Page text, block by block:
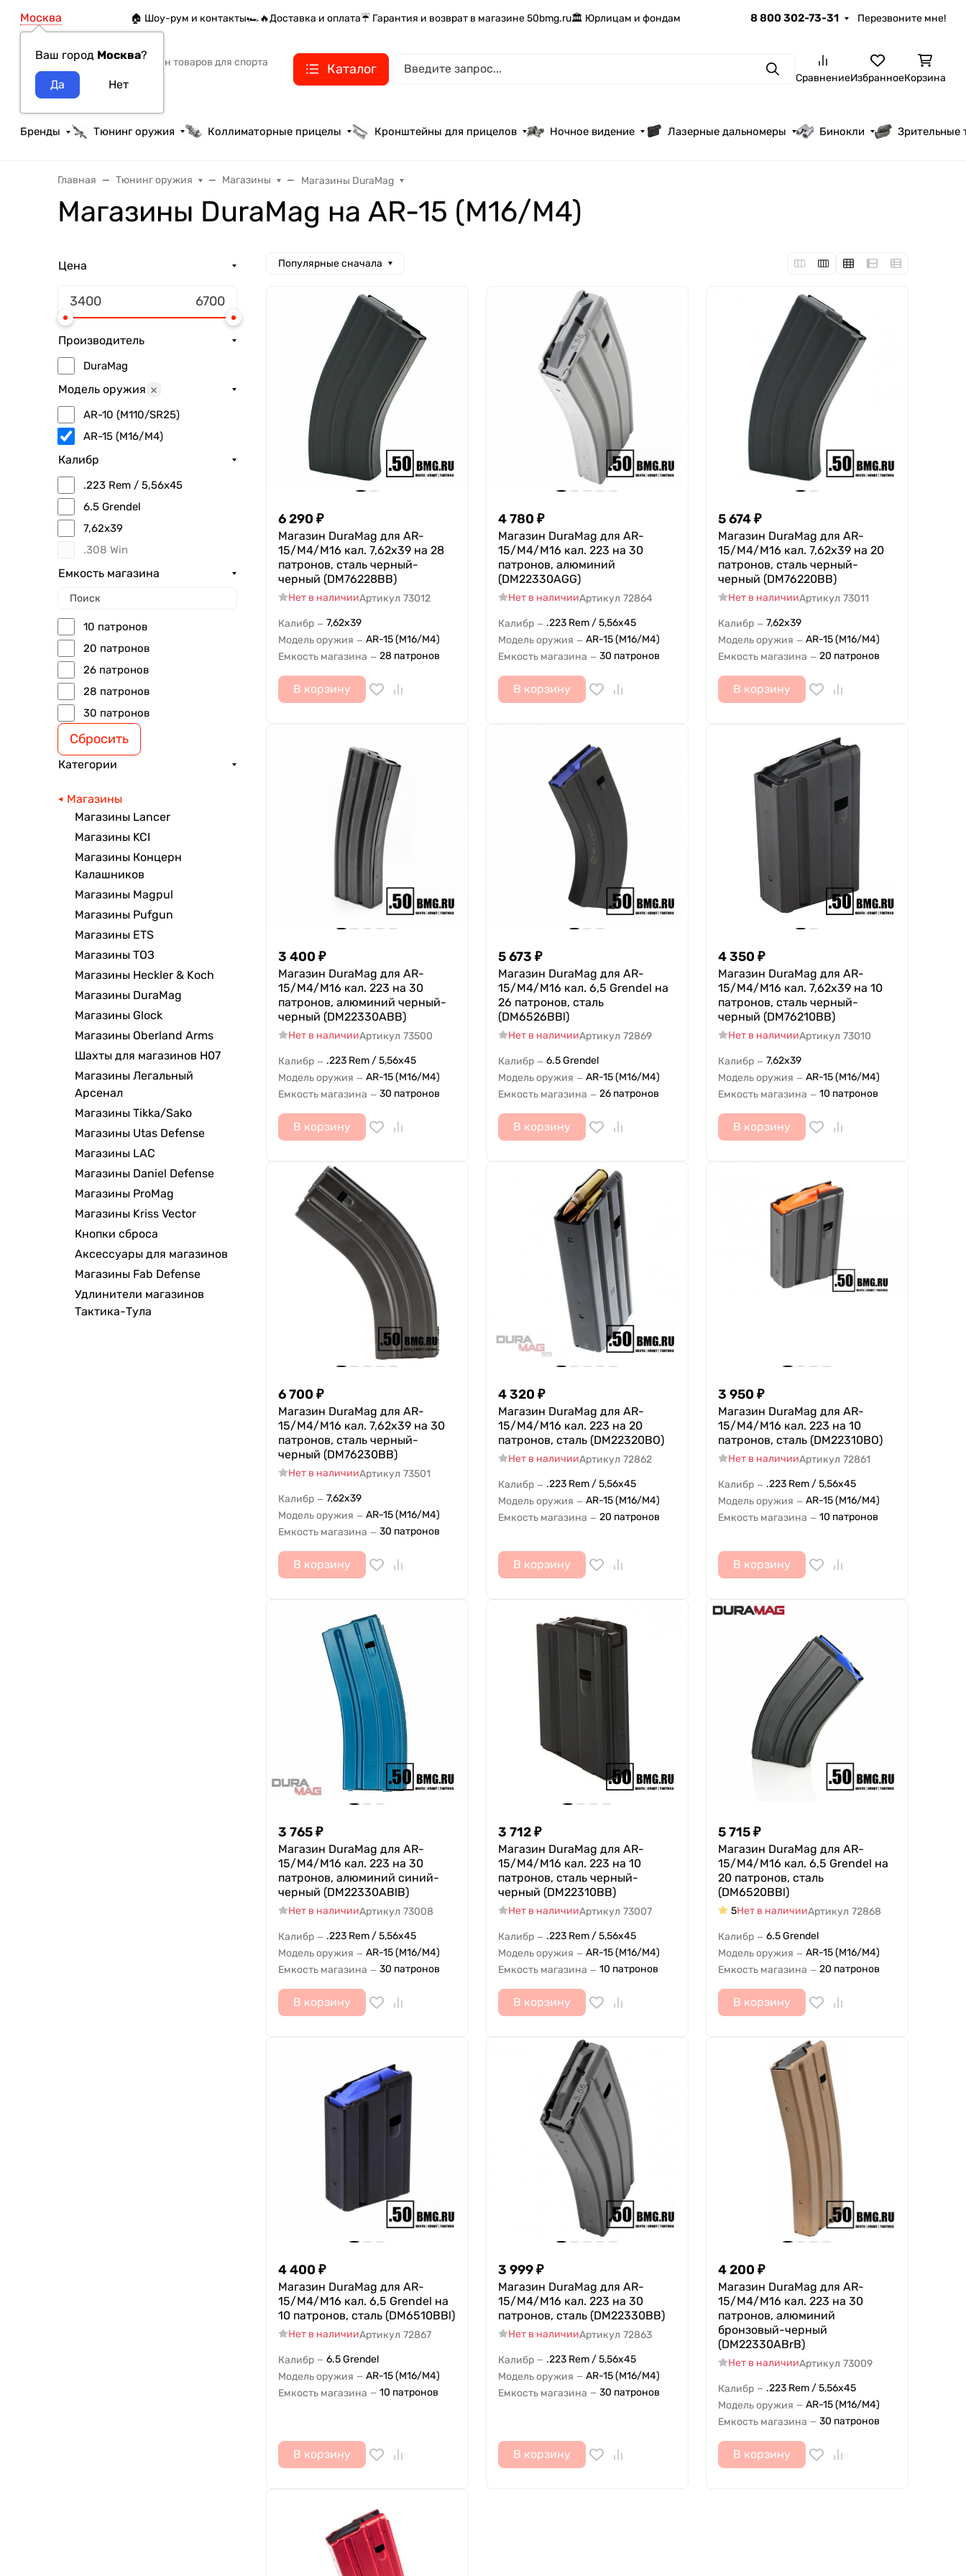
Москва
Ваш город Москва?
🏠 Шоу-рум и контакты🏎️🔥Доставка и оплата☔ Гарантия и возврат в магазине 50bmg.ru🏛️ Юрлицам и фондам 8 800 302-73-31 Перезвоните мне!
Интернет-магазин товаров для спорта
тактики и охоты
Каталог ПоискСравнениеИзбранноеКорзина
Бренды Тюнинг оружия Коллиматорные прицелы Кронштейны для прицелов Ночное видение Лазерные дальномеры Бинокли Зрительные
Главная Тюнинг оружия Магазины Магазины DuraMag
Магазины DuraMag на AR-15 (M16/M4)
Цена
Производитель
DuraMag
Модель оружия
AR-10 (M110/SR25)
AR-15 (M16/M4)
Калибр
.223 Rem / 5,56x45
6.5 Grendel
7,62x39
.308 Win
Емкость магазина
10 патронов
20 патронов
26 патронов
28 патронов
30 патронов
Сбросить
Категории
Магазины
Магазины Lancer
Магазины KCI
Магазины Концерн
Калашников
Магазины Magpul
Магазины Pufgun
Магазины ETS
Магазины ТОЗ
Магазины Heckler & Koch
Магазины DuraMag
Магазины Glock
Магазины Oberland Arms
Шахты для магазинов H07
Магазины Легальный
Арсенал
Магазины Tikka/Sako
Магазины Utas Defense
Магазины LAC
Магазины Daniel Defense
Магазины ProMag
Магазины Kriss Vector
Кнопки сброса
Аксессуары для магазинов
Магазины Fab Defense
Удлинители магазинов
Тактика-Тула
Популярные сначала
6 290 ₽
Магазин DuraMag для AR-
15/M4/M16 кал. 7,62x39 на 28
патpонов, сталь черный-
черный (DM76228BB)
Нет в наличииАртикул 73012
Калибр — 7,62x39
Модель оружия — AR-15 (M16/M4)
Емкость магазина — 28 патронов
В корзину
4 780 ₽
Магазин DuraMag для AR-
15/M4/M16 кал. 223 на 30
патронов, алюминий
(DM22330AGG)
Нет в наличииАртикул 72864
Калибр — .223 Rem / 5,56x45
Модель оружия — AR-15 (M16/M4)
Емкость магазина — 30 патронов
В корзину
5 674₽
Магазин DuraMag для AR-
15/M4/M16 кал. 7,62x39 на 20
патpонов, сталь черный-
черный (DM76220BB)
Нет в наличииАртикул 73011
Калибр — 7,62x39
Модель оружия — AR-15 (M16/M4)
Емкость магазина — 20 патронов
В корзину
3 400 ₽
Магазин DuraMag для AR-
15/M4/M16 кал. 223 на 30
патронов, алюминий черный-
черный (DM22330ABB)
Нет в наличииАртикул 73500
Калибр — .223 Rem / 5,56x45
Модель оружия — AR-15 (M16/M4)
Емкость магазина — 30 патронов
В корзину
5 673 ₽
Магазин DuraMag для AR-
15/M4/M16 кал. 6,5 Grendel на
26 патронов, сталь
(DM6526BBl)
Нет в наличииАртикул 72869
Калибр — 6.5 Grendel
Модель оружия — AR-15 (M16/M4)
Емкость магазина — 26 патронов
В корзину
4 350 ₽
Магазин DuraMag для AR-
15/M4/M16 кал. 7,62x39 на 10
патpонов, сталь черный-
черный (DM76210BB)
Нет в наличииАртикул 73010
Калибр — 7,62x39
Модель оружия — AR-15 (M16/M4)
Емкость магазина — 10 патронов
В корзину
6 700 ₽
Магазин DuraMag для AR-
15/M4/M16 кал. 7,62x39 на 30
патpонов, сталь черный-
черный (DM76230BB)
Нет в наличииАртикул 73501
Калибр — 7,62x39
Модель оружия — AR-15 (M16/M4)
Емкость магазина — 30 патронов
В корзину
4 320 ₽
Магазин DuraMag для AR-
15/M4/M16 кал. 223 на 20
патронов, сталь (DM22320BO)
Нет в наличииАртикул 72862
Калибр — .223 Rem / 5,56x45
Модель оружия — AR-15 (M16/M4)
Емкость магазина — 20 патронов
В корзину
3 950 ₽
Магазин DuraMag для AR-
15/M4/M16 кал. 223 на 10
патpонов, сталь (DM22310BO)
Нет в наличииАртикул 72861
Калибр — .223 Rem / 5,56x45
Модель оружия — AR-15 (M16/M4)
Емкость магазина — 10 патронов
В корзину
3 765₽
Магазин DuraMag для AR-
15/M4/M16 кал. 223 на 30
патронов, алюминий синий-
черный (DM22330ABlB)
Нет в наличииАртикул 73008
Калибр — .223 Rem / 5,56x45
Модель оружия — AR-15 (M16/M4)
Емкость магазина — 30 патронов
В корзину
3 712₽
Магазин DuraMag для AR-
15/M4/M16 кал. 223 на 10
патронов, сталь черный-
черный (DM22310BB)
Нет в наличииАртикул 73007
Калибр — .223 Rem / 5,56x45
Модель оружия — AR-15 (M16/M4)
Емкость магазина — 10 патронов
В корзину
5 715₽
Магазин DuraMag для AR-
15/M4/M16 кал. 6,5 Grendel на
20 патронов, сталь
(DM6520BBl)
5Нет в наличииАртикул 72868
Калибр — 6.5 Grendel
Модель оружия — AR-15 (M16/M4)
Емкость магазина — 20 патронов
В корзину
4 400 ₽
Магазин DuraMag для AR-
15/M4/M16 кал. 6,5 Grendel на
10 патронов, сталь (DM6510BBl)
Нет в наличииАртикул 72867
Калибр — 6.5 Grendel
Модель оружия — AR-15 (M16/M4)
Емкость магазина — 10 патронов
В корзину
3 999₽
Магазин DuraMag для AR-
15/M4/M16 кал. 223 на 30
патронов, сталь (DM22330BB)
Нет в наличииАртикул 72863
Калибр — .223 Rem / 5,56x45
Модель оружия — AR-15 (M16/M4)
Емкость магазина — 30 патронов
В корзину
4 200 ₽
Магазин DuraMag для AR-
15/M4/M16 кал. 223 на 30
патронов, алюминий
бронзовый-черный
(DM22330ABrB)
Нет в наличииАртикул 73009
Калибр — .223 Rem / 5,56x45
Модель оружия — AR-15 (M16/M4)
Емкость магазина — 30 патронов
В корзину